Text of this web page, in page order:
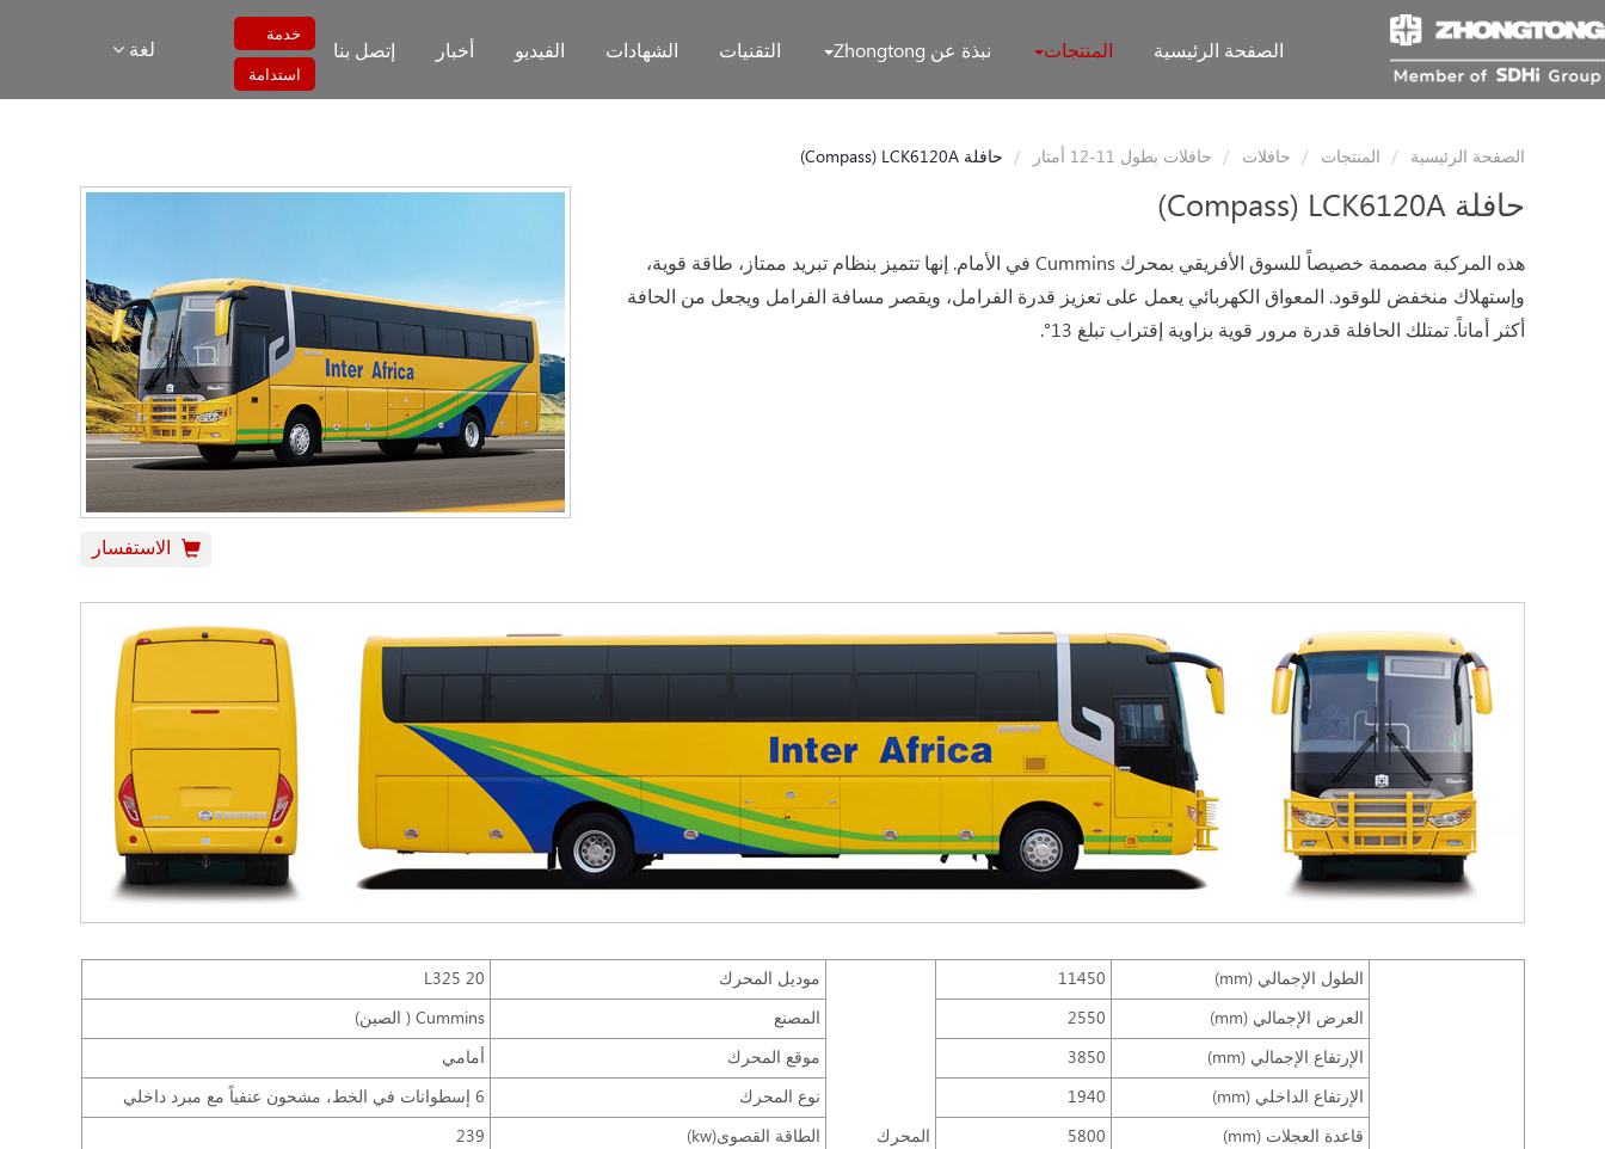
لغة الصفحة الرئيسية المنتجات نبذة عن Zhongtong التقنيات الشهادات الفيديو أخبار إتصل بنا
خدمة
استدامة
الصفحة الرئيسية المنتجات حافلات حافلات بطول 11-12 أمتار حافلة LCK6120A (Compass)
الاستفسار
حافلة LCK6120A (Compass)
هذه المركبة مصممة خصيصاً للسوق الأفريقي بمحرك Cummins في الأمام. إنها تتميز بنظام تبريد ممتاز، طاقة قوية،
وإستهلاك منخفض للوقود. المعواق الكهربائي يعمل على تعزيز قدرة الفرامل، ويقصر مسافة الفرامل ويجعل من الحافة
أكثر أماناً. تمتلك الحافلة قدرة مرور قوية بزاوية إقتراب تبلغ 13°.
الطول الإجمالي (mm) 11450
المحرك
موديل المحرك
L325 20
العرض الإجمالي (mm)
2550 المصنع
Cummins ( الصين)
الإرتفاع الإجمالي (mm)
3850 موقع المحرك
أمامي
الإرتفاع الداخلي (mm)
1940 نوع المحرك
6 إسطوانات في الخط، مشحون عنفياً مع مبرد داخلي
قاعدة العجلات (mm)
5800 الطاقة القصوى(kw)
239